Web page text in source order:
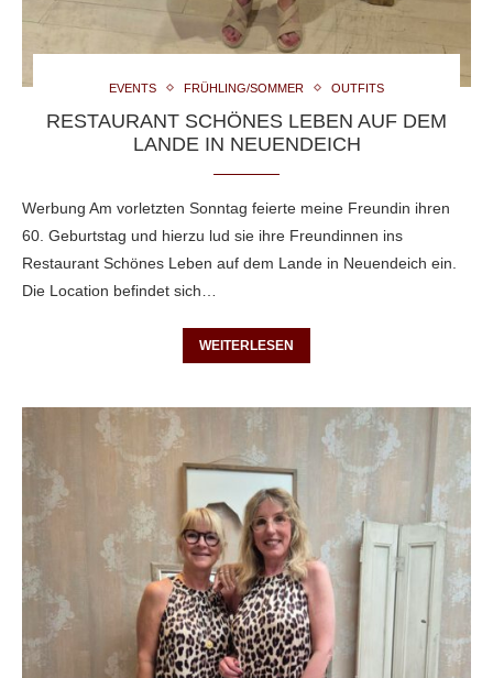
EVENTS FRÜHLING/SOMMER OUTFITS
RESTAURANT SCHÖNES LEBEN AUF DEM
LANDE IN NEUENDEICH
Werbung Am vorletzten Sonntag feierte meine Freundin ihren
60. Geburtstag und hierzu lud sie ihre Freundinnen ins
Restaurant Schönes Leben auf dem Lande in Neuendeich ein.
Die Location befindet sich…
WEITERLESEN